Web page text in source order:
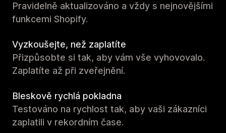
Pravidelně aktualizováno a vždy s nejnovějšími
funkcemi Shopify.
Vyzkoušejte, než zaplatíte
Přizpůsobte si tak, aby vám vše vyhovovalo.
Zaplatíte až při zveřejnění.
Bleskově rychlá pokladna
Testováno na rychlost tak, aby vaši zákazníci
zaplatili v rekordním čase.